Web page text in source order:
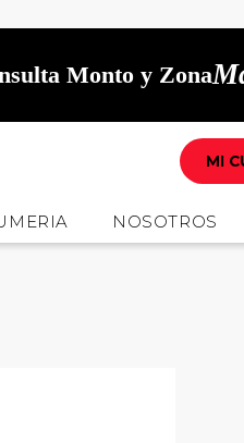
Monto y Zona
MI
NOSOTROS